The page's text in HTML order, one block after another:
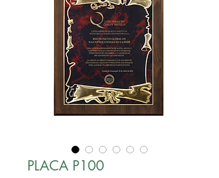
PLACA P100